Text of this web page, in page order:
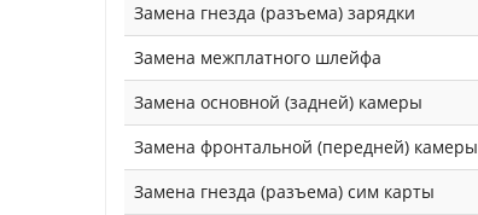
Замена гнезда (разъема) зарядки
Замена межплатного шлейфа
Замена основной (задней) камеры
Замена фронтальной (передней) камеры
Замена гнезда (разъема) сим карты